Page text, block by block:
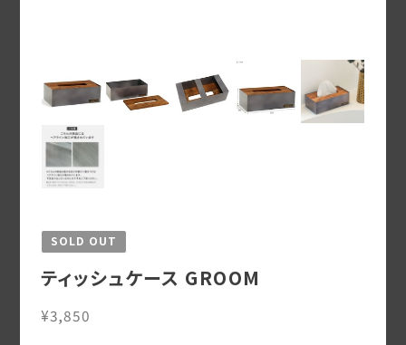
SOLD OUT
ティッシュケース GROOM
¥3,850